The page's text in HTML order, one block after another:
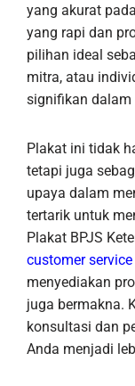
yang akurat
yang rapi dan
pilihan ideal
mitra, atau
signifikan dalam
Plakat ini tidak
tetapi juga
upaya dalam
tertarik untuk
Plakat BPJS
customer service
menyediakan
juga bermakna.
konsultasi dan
Anda menjadi